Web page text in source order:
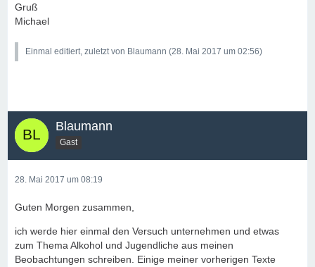
Gruß
Michael
Einmal editiert, zuletzt von Blaumann (28. Mai 2017 um 02:56)
Blaumann
Gast
28. Mai 2017 um 08:19
Guten Morgen zusammen,
ich werde hier einmal den Versuch unternehmen und etwas
zum Thema Alkohol und Jugendliche aus meinen
Beobachtungen schreiben. Einige meiner vorherigen Texte